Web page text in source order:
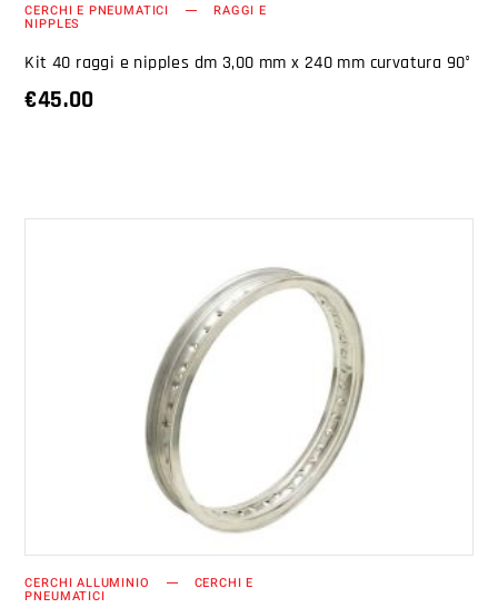
CERCHI E PNEUMATICI RAGGI E
NIPPLES
Kit 40 raggi e nipples dm 3,00 mm x 240 mm curvatura 90°
€45.00
AGGIUNGI AL CARRELLO
CERCHI ALLUMINIO CERCHI E
PNEUMATICI